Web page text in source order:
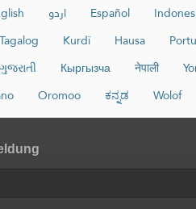
اردو Español
Tagalog Kurdî Hausa
ગુજરાતી Кыргызча नेपाली
Oromoo ಕನ್ನಡ Wolof